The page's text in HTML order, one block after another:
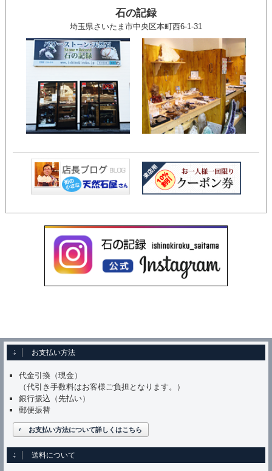
石の記録
埼玉県さいたま市中央区本町西6-1-31
お支払い方法
代金引換（現金）
（代引き手数料はお客様ご負担となります。）
銀行振込（先払い）
郵便振替
お支払い方法について詳しくはこちら
送料について